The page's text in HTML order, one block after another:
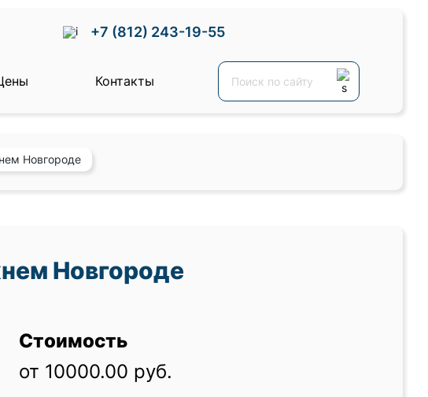
+7 (812) 243-19-55
Контакты
Новгороде
Новгороде
Стоимость
от 10000.00 руб.